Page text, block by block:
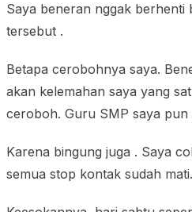
Saya beneran nggak berhenti
tersebut .
Betapa cerobohnya saya.
akan kelemahan saya yang
ceroboh. Guru SMP saya
Karena bingung juga . Saya
semua stop kontak sudah